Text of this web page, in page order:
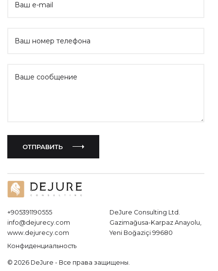
Ваш e-mail
Ваш номер телефона
Ваше сообщение
ОТПРАВИТЬ
+905391190555
info@dejurecy.com
www.dejurecy.com
DeJure Consulting Ltd.
Gazimağusa-Karpaz Anayolu,
Yeni Boğaziçi 99680
Конфиденциальность
© 2026 DeJure - Все права защищены.